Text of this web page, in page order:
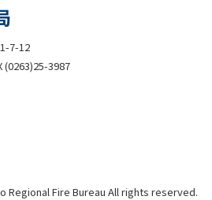
7-12
3987
Regional Fire Bureau All rights reserved.